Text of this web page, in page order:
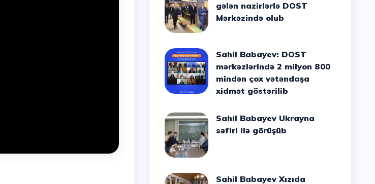
gələn nazirlərlə DOST
Mərkəzində olub
Sahil Babayev: DOST
mərkəzlərində 2 milyon 800
mindən çox vətəndaşa
xidmət göstərilib
Sahil Babayev Ukrayna
səfiri ilə görüşüb
Sahil Babayev Xızıda